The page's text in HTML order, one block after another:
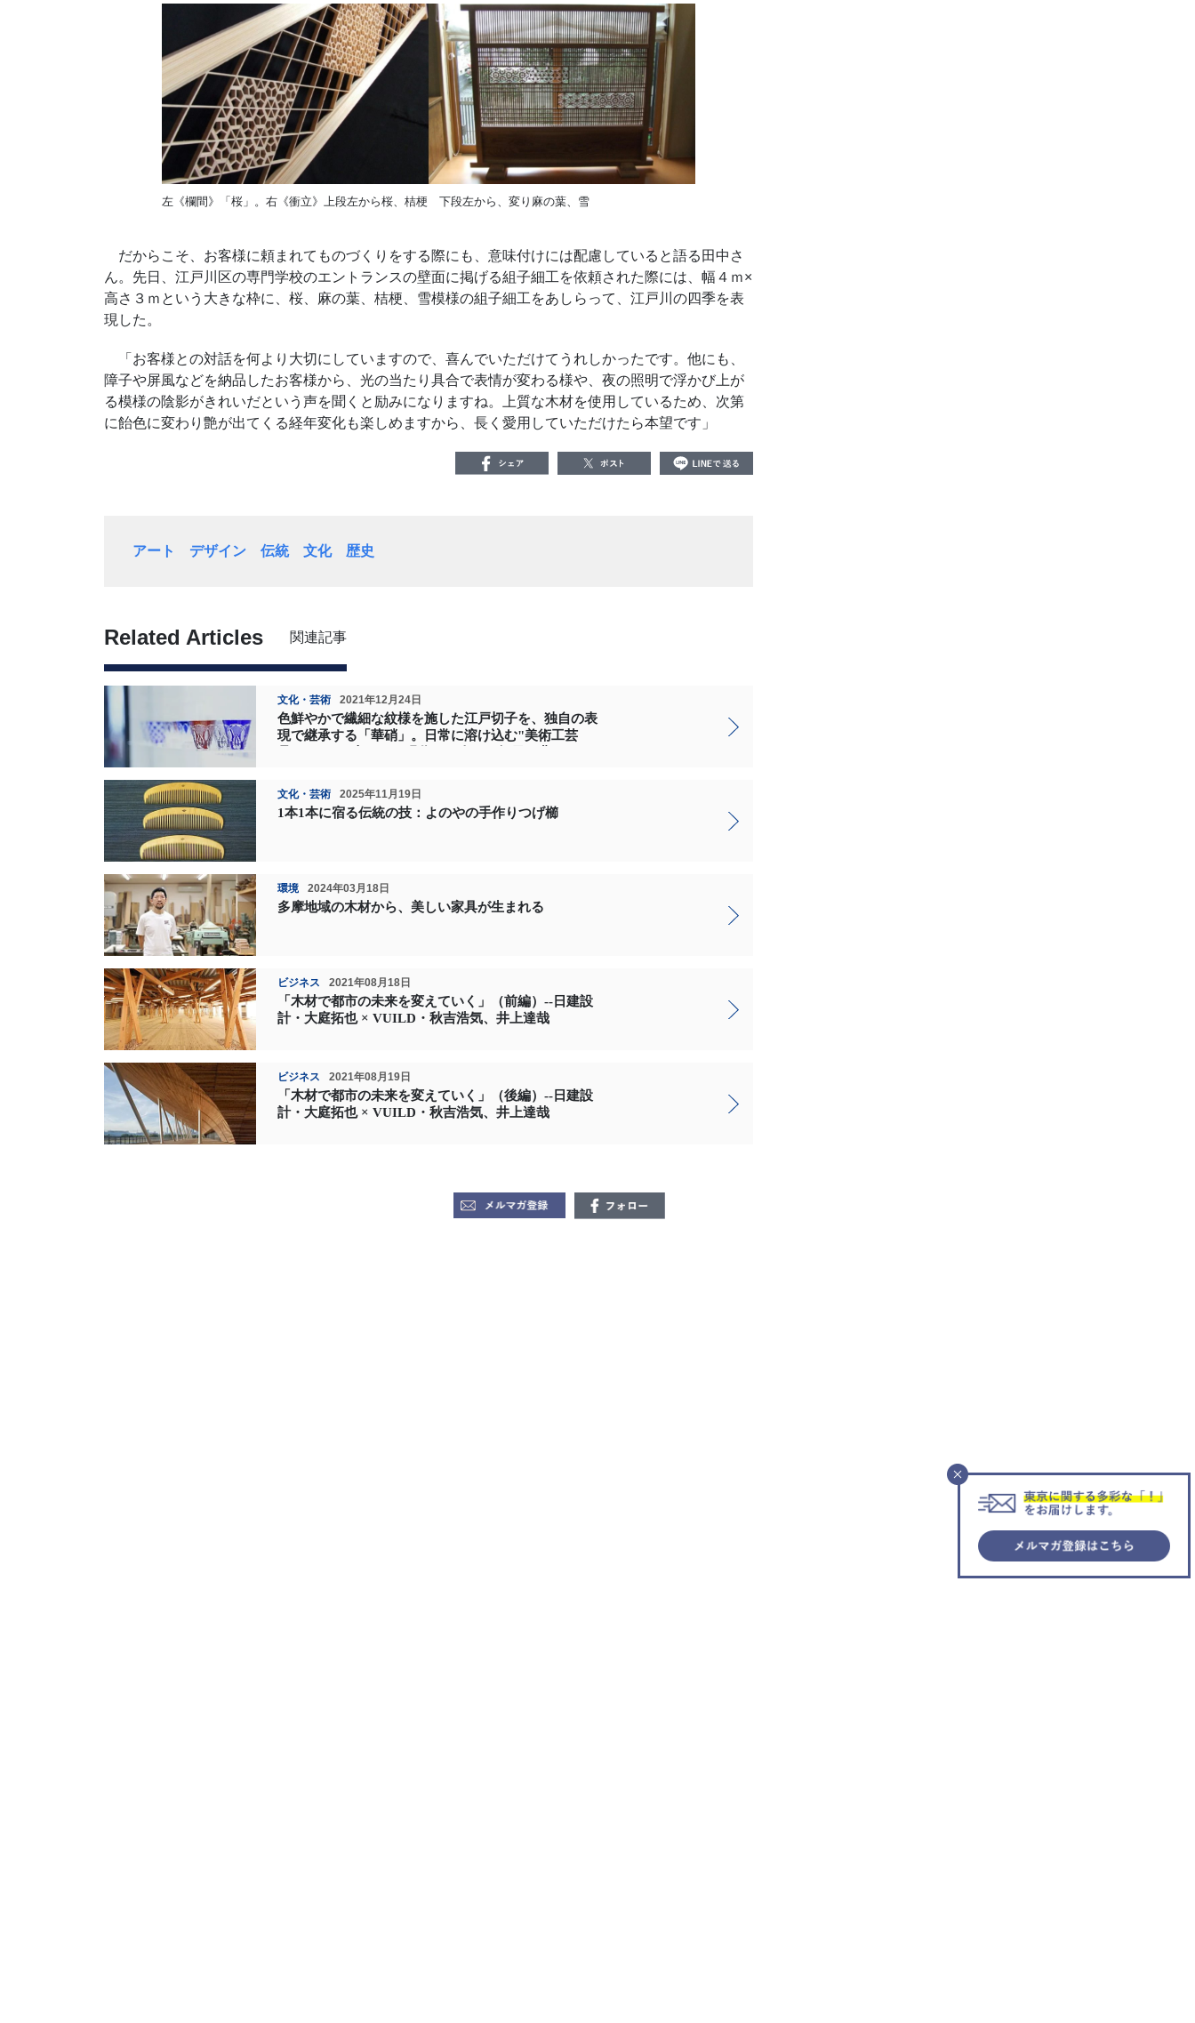
左《欄間》「桜」。右《衝立》上段左から桜、桔梗 下段左から、変り麻の葉、雪
だからこそ、お客様に頼まれてものづくりをする際にも、意味付けには配慮していると語る田中さ
ん。先日、江戸川区の専門学校のエントランスの壁面に掲げる組子細工を依頼された際には、幅４ｍ×
高さ３ｍという大きな枠に、桜、麻の葉、桔梗、雪模様の組子細工をあしらって、江戸川の四季を表
現した。
「お客様との対話を何より大切にしていますので、喜んでいただけてうれしかったです。他にも、
障子や屏風などを納品したお客様から、光の当たり具合で表情が変わる様や、夜の照明で浮かび上が
る模様の陰影がきれいだという声を聞くと励みになりますね。上質な木材を使用しているため、次第
に飴色に変わり艶が出てくる経年変化も楽しめますから、長く愛用していただけたら本望です」
アート デザイン 伝統 文化 歴史
Related Articles 関連記事
文化・芸術 2021年12月24日
色鮮やかで繊細な紋様を施した江戸切子を、独自の表
現で継承する「華硝」。日常に溶け込む"美術工芸
文化・芸術 2025年11月19日
1本1本に宿る伝統の技：よのやの手作りつげ櫛
環境 2024年03月18日
多摩地域の木材から、美しい家具が生まれる
ビジネス 2021年08月18日
「木材で都市の未来を変えていく」（前編）--日建設
計・大庭拓也 × VUILD・秋吉浩気、井上達哉
ビジネス 2021年08月19日
「木材で都市の未来を変えていく」（後編）--日建設
計・大庭拓也 × VUILD・秋吉浩気、井上達哉